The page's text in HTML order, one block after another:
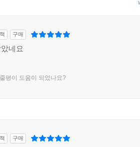
구매
네요
평이 도움이 되었나요?
구매